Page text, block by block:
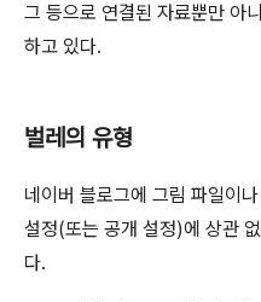
그 등으로 연결된 자료뿐만 아
하고 있다.
벌레의 유형
네이버 블로그에 그림 파일이
설정(또는 공개 설정)에 상관
다.